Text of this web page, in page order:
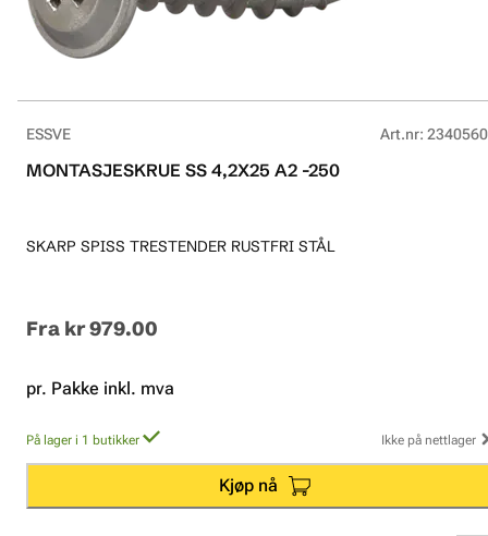
ESSVE Art.nr:
MONTASJESKRUE SS 4,2X25 A2 -250
SKARP SPISS TRESTENDER RUSTFRI STÅL
Fra kr 979.00
pr. Pakke inkl. mva
På lager i 1 butikker Ikke på nettlager
Kjøp nå